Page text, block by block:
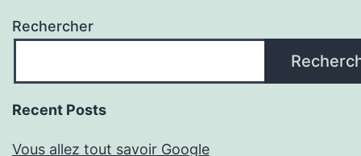
Rechercher
Recent Posts
Vous allez tout savoir Google